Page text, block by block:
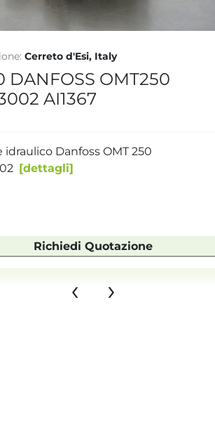
Cerreto d'Esi, Italy
DANFOSS OMT250
AI1367
idraulico Danfoss OMT 250
dettagli
Richiedi Quotazione
‹ ›